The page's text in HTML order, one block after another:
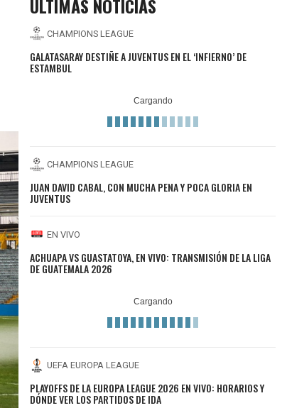
ÚLTIMAS NOTICIAS
CHAMPIONS LEAGUE
GALATASARAY DESTIÑE A JUVENTUS EN EL ‘INFIERNO’ DE
ESTAMBUL
CHAMPIONS LEAGUE
JUAN DAVID CABAL, CON MUCHA PENA Y POCA GLORIA EN
JUVENTUS
EN VIVO
ACHUAPA VS GUASTATOYA, EN VIVO: TRANSMISIÓN DE LA LIGA
DE GUATEMALA 2026
UEFA EUROPA LEAGUE
PLAYOFFS DE LA EUROPA LEAGUE 2026 EN VIVO: HORARIOS Y
DÓNDE VER LOS PARTIDOS DE IDA